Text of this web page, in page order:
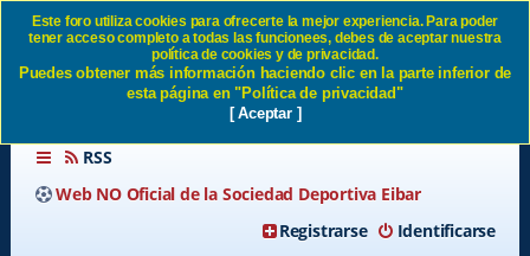
Enviar email de activación SD
Eibar
RSS
Web NO Oficial de la Sociedad Deportiva Eibar
Identificarse
Registrarse
Este foro utiliza cookies para ofrecerte la mejor experiencia. Para poder
tener acceso completo a todas las funcionees, debes de aceptar nuestra
política de cookies y de privacidad.
Puedes obtener más información haciendo clic en la parte inferior de
esta página en "Política de privacidad"
[ Aceptar ]